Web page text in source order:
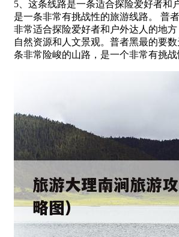
5、这条线路是一条适合探险爱好者和
是一条非常有挑战性的旅游线路。 普
非常适合探险爱好者和户外达人的地
自然资源和人文景观。普者黑最的要
条非常险峻的山路，是一个非常有挑战